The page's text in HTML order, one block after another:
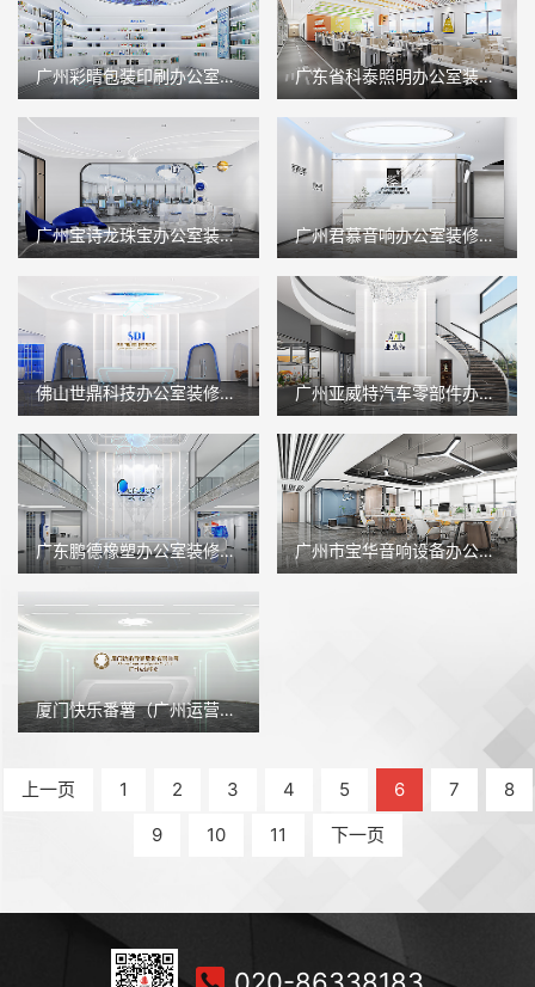
广州彩晴包装印刷办公室装修设计 广东省科泰照明办公室装修设计
广州宝诗龙珠宝办公室装修设计 广州君慕音响办公室装修设计
佛山世鼎科技办公室装修设计 广州亚威特汽车零部件办公室装修设计
广东鹏德橡塑办公室装修设计 广州市宝华音响设备办公室装修设计
厦门快乐番薯（广州运营中心）办公室装修设计
上一页 1 2 3 4 5 6 7
8
9
10 11 下一页